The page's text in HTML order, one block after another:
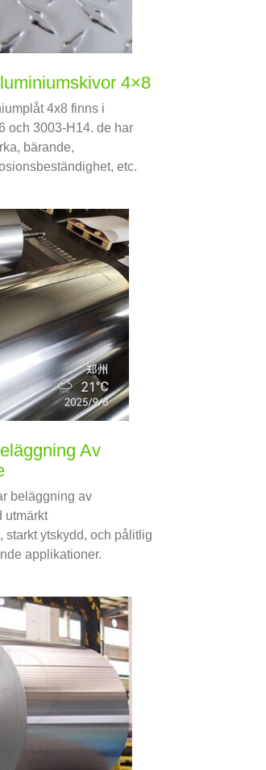
4×8
4x8 finns i
och 3003-H14. de har
bärande,
etc.
Av
beläggning av
utmärkt
starkt ytskydd, och pålitlig
applikationer.